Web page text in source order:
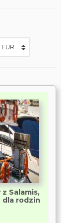
Salamis,
dla rodzin